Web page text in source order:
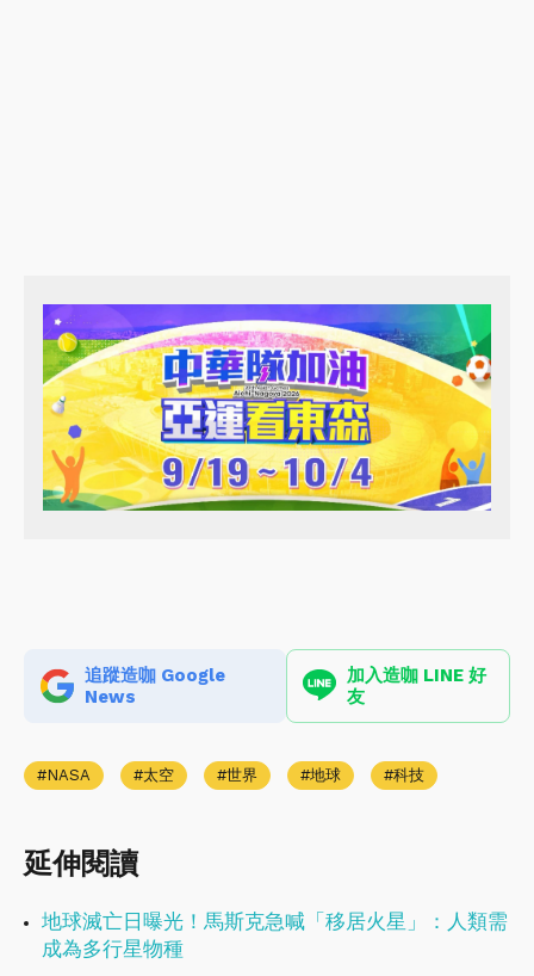
追蹤造咖 Google
News
加入造咖 LINE 好
友
NASA 太空 世界 地球 科技
延伸閱讀
地球滅亡日曝光！馬斯克急喊「移居火星」：人類需
成為多行星物種